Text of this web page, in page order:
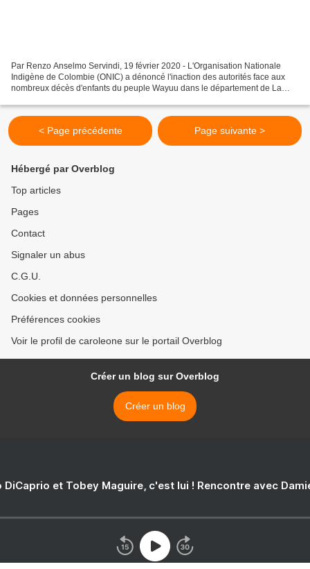
Par Renzo Anselmo Servindi, 19 février 2020 - L'Organisation Nationale
Indigène de Colombie (ONIC) a dénoncé l'inaction des autorités face aux
nombreux décès d'enfants du peuple Wayuu dans le département de La
< Page précédente Page suivante >
Hébergé par Overblog
Top articles
Pages
Contact
Signaler un abus
C.G.U.
Cookies et données personnelles
Préférences cookies
Voir le profil de caroleone sur le portail Overblog
Créer un blog sur Overblog
Créer un blog
DiCaprio et Tobey Maguire, c'est lui ! Rencontre avec